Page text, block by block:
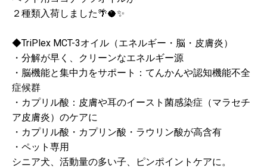
２種類入荷しました🌴🥥✨
◆TriPlex MCT-3オイル（エネルギー・脳・皮膚炎）
・分解が早く、クリーンなエネルギー源
・脳機能と集中力をサポート：てんかんや認知機能不全
症候群
・カプリル酸：皮膚や耳のイースト菌感染症（マラセチ
ア皮膚炎）のケアに
・カプリル酸・カプリン酸・ラウリン酸が高含有
・ペット専用
シニア犬、活動量の多い子、ピンポイントケアに。